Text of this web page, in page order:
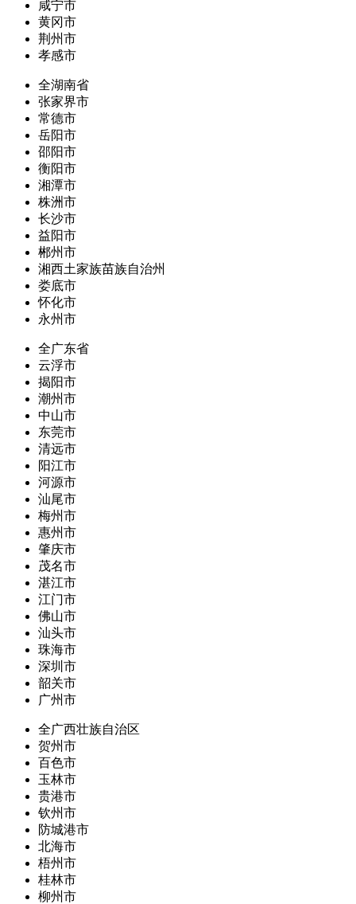
咸宁市
黄冈市
荆州市
孝感市
全湖南省
张家界市
常德市
岳阳市
邵阳市
衡阳市
湘潭市
株洲市
长沙市
益阳市
郴州市
湘西土家族苗族自治州
娄底市
怀化市
永州市
全广东省
云浮市
揭阳市
潮州市
中山市
东莞市
清远市
阳江市
河源市
汕尾市
梅州市
惠州市
肇庆市
茂名市
湛江市
江门市
佛山市
汕头市
珠海市
深圳市
韶关市
广州市
全广西壮族自治区
贺州市
百色市
玉林市
贵港市
钦州市
防城港市
北海市
梧州市
桂林市
柳州市